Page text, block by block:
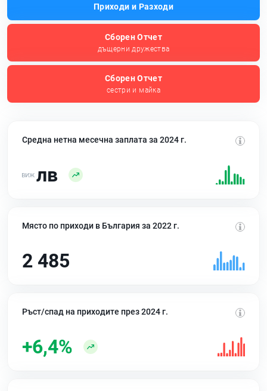
Приходи и Разходи
Сборен Отчет
дъщерни дружества
Сборен Отчет
сестри и майка
Средна нетна месечна заплата за 2024 г.
лв
Място по приходи в България за 2022 г.
2 485
Ръст/спад на приходите през 2024 г.
+6,4%